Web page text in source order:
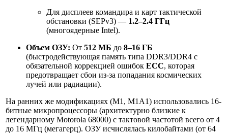
Для дисплеев командира и карт тактической
обстановки (SEPv3) — 1.2–2.4 ГГц
(многоядерные Intel).
Объем ОЗУ: От 512 МБ до 8–16 ГБ
(быстродействующая память типа DDR3/DDR4 с
обязательной коррекцией ошибок ECC, которая
предотвращает сбои из-за попадания космических
лучей или радиации).
На ранних же модификациях (M1, M1A1) использовались 16-
битные микропроцессоры (архитектурно близкие к
легендарному Motorola 68000) с тактовой частотой всего от 4
до 16 МГц (мегагерц). ОЗУ исчислялась килобайтами (от 64